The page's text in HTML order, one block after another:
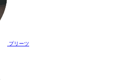
プリーツ